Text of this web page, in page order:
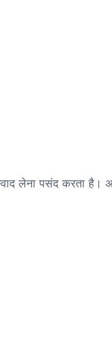
लेना पसंद करता